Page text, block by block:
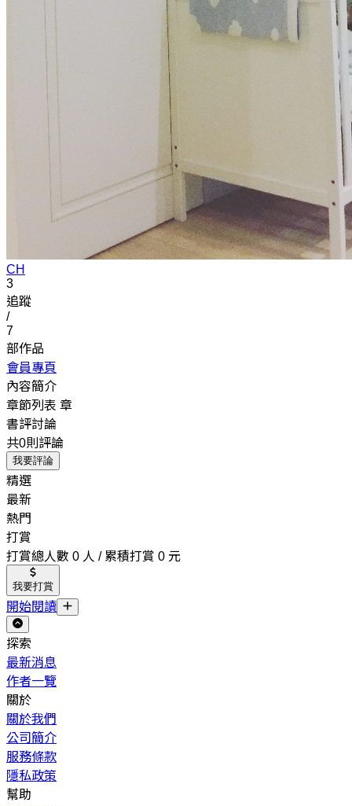
CH
3
追蹤
/
7
部作品
會員專頁
內容簡介
章節列表 章
書評討論
共0則評論
我要評論
精選
最新
熱門
打賞
打賞總人數 0 人 / 累積打賞 0 元
我要打賞
開始閱讀
探索
最新消息
作者一覽
關於
關於我們
公司簡介
服務條款
隱私政策
幫助